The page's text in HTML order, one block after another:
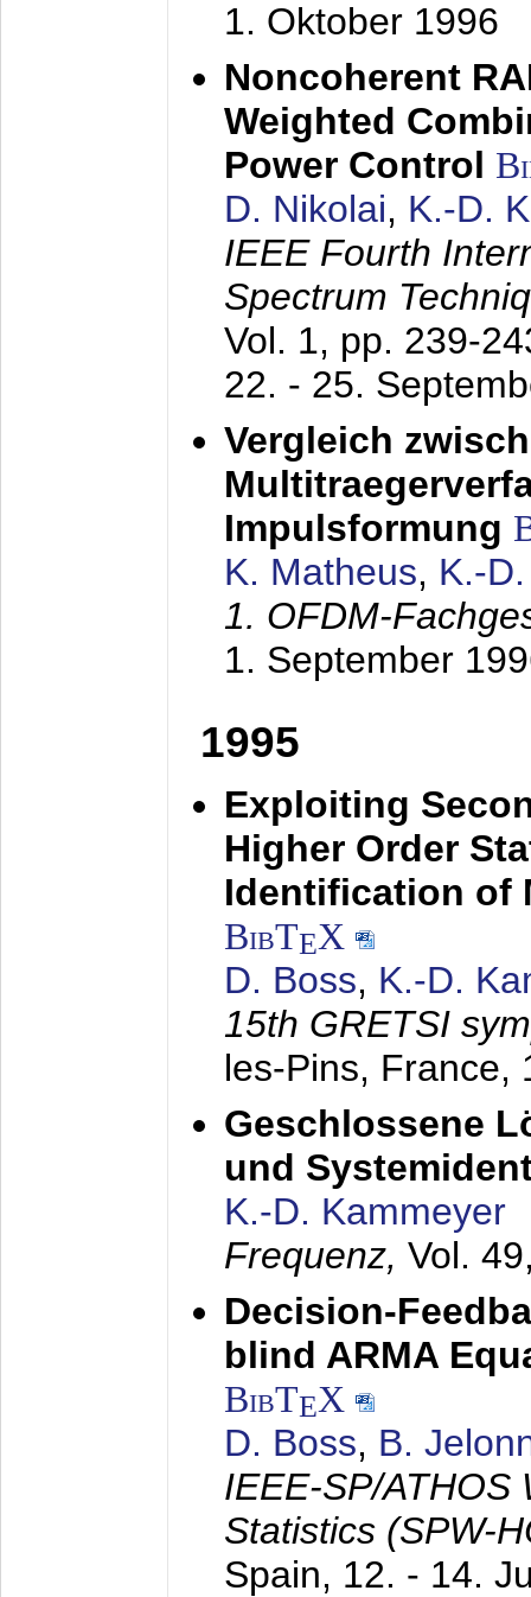
1. Oktober 1996
Noncoherent
Weighted
Power Control
D. Nikolai, K.-D.
IEEE Fourth
Spectrum
Vol. 1, pp. 239-
22. - 25.
Vergleich
Impulsformung
K. Matheus, K.-
1. OFDM-
1. September
1995
Exploiting
Higher Order
Identification of
BibTEX
D. Boss, K.-D.
15th GRETSI
les-Pins, France,
Geschlossene
und
K.-D. Kammeyer
Frequenz, Vol.
Decision-
blind ARMA
BibTEX
D. Boss, B.
IEEE-SP/ATHOS
Statistics (SPW-
Spain, 12. - 14.